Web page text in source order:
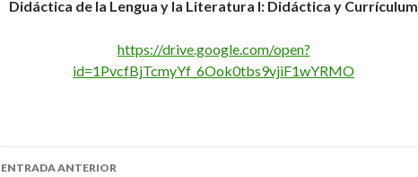
Didáctica de la Lengua y la Literatura I: Didáctica y Currículum
https://drive.google.com/open?
id=1PvcfBjTcmyYf_6Ook0tbs9vjiF1wYRMO
Navegación
ENTRADA ANTERIOR